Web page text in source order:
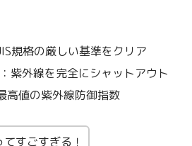
規格の厳しい基準をクリア
：紫外線を完全にシャットアウト
高値の紫外線防御指数
てすごすぎる！